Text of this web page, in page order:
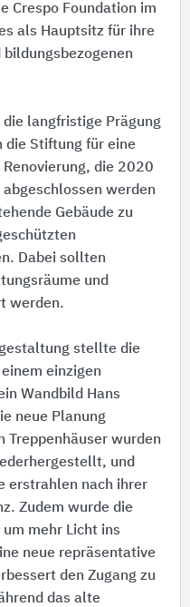
Crespo Foundation im
als Hauptsitz für ihre
langfristige Prägung
die Stiftung für eine
die 2020
werden
Gebäude zu
Dabei sollten
und
werden.
stellte die
einzigen
Wandbild Hans
neue Planung
Treppenhäuser wurden
und
erstrahlen nach ihrer
Zudem wurde die
mehr Licht ins
neue repräsentative
den Zugang zu
das alte